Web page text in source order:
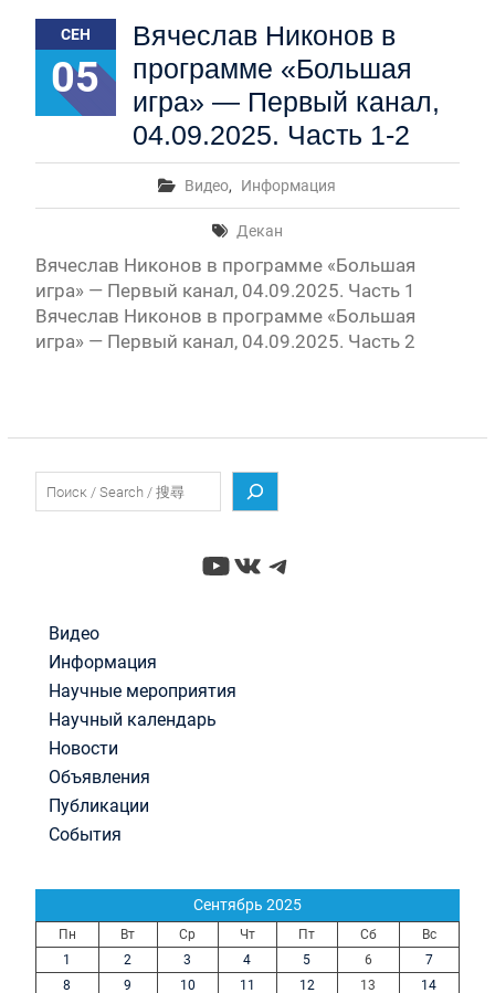
Вячеслав Никонов в программе «Большая игра» —
Первый канал, 27.07.2026. Часть 1-2
Конкурсные списки лиц, прошедших
вступительные испытания в МГУ имени
М.В.Ломоносова в 2026 году по каждому
Вячеслав Никонов в программе «Большая игра» —
Первый канал, 24.07.2026. Часть 1-2
Вячеслав Никонов в программе «Большая игра» —
Первый канал, 06.08.2026. Часть 1-3
СЕН
05
Вячеслав Никонов в
программе «Большая
игра» — Первый канал,
04.09.2025. Часть 1-2
Видео, Информация
Декан
Вячеслав Никонов в программе «Большая
игра» — Первый канал, 04.09.2025. Часть 1
Вячеслав Никонов в программе «Большая
игра» — Первый канал, 04.09.2025. Часть 2
YouTube
ВКонтакте
Telegram
Видео
Информация
Научные мероприятия
Научный календарь
Новости
Объявления
Публикации
События
Сентябрь 2025
Пн Вт Ср Чт Пт Сб
Вс
1
2 3 4 5 6
7
8
9 10 11 12 13
14